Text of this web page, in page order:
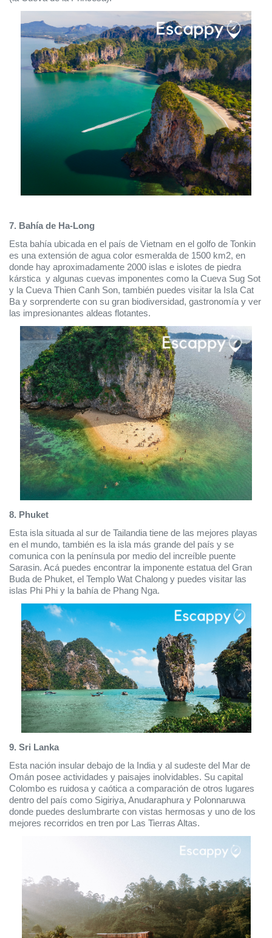
7. Bahía de Ha-Long
Esta bahía ubicada en el país de Vietnam en el golfo de Tonkin
es una extensión de agua color esmeralda de 1500 km2, en
donde hay aproximadamente 2000 islas e islotes de piedra
kárstica  y algunas cuevas imponentes como la Cueva Sug Sot
y la Cueva Thien Canh Son, también puedes visitar la Isla Cat
Ba y sorprenderte con su gran biodiversidad, gastronomía y ver
las impresionantes aldeas flotantes.
8. Phuket
Esta isla situada al sur de Tailandia tiene de las mejores playas
en el mundo, también es la isla más grande del país y se
comunica con la península por medio del increíble puente
Sarasin. Acá puedes encontrar la imponente estatua del Gran
Buda de Phuket, el Templo Wat Chalong y puedes visitar las
islas Phi Phi y la bahía de Phang Nga.
9. Sri Lanka
Esta nación insular debajo de la India y al sudeste del Mar de
Omán posee actividades y paisajes inolvidables. Su capital
Colombo es ruidosa y caótica a comparación de otros lugares
dentro del país como Sigiriya, Anudaraphura y Polonnaruwa
donde puedes deslumbrarte con vistas hermosas y uno de los
mejores recorridos en tren por Las Tierras Altas.